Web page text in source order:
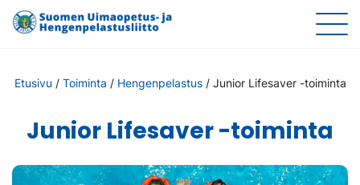
Etusivu / Toiminta / Hengenpelastus/ Junior Lifesaver -toiminta
Junior Lifesaver -toiminta